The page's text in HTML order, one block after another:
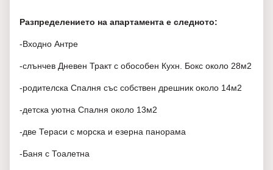
Разпределението на апартамента е следното:
-Входно Антре
-слънчев Дневен Тракт с обособен Кухн. Бокс около 28м2
-родителска Спалня със собствен дрешник около 14м2
-детска уютна Спалня около 13м2
-две Тераси с морска и езерна панорама
-Баня с Тоалетна